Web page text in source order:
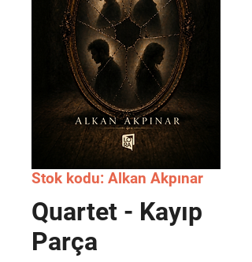
Stok kodu: Alkan Akpınar
Quartet - Kayıp
Parça